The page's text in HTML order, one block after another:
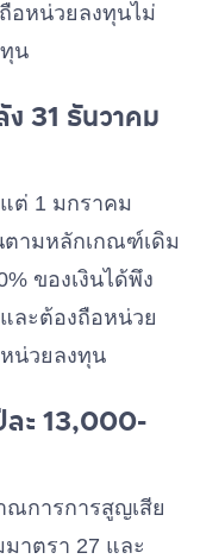
อหน่วยลงทุนไม่
น
31 ธันวาคม
ต่ 1 มกราคม
ตามหลักเกณฑ์เดิม
ของเงินได้พึง
ละต้องถือหน่วย
น่วยลงทุน
ละ 13,000-
ณการการสูญเสีย
าตรา 27 และ